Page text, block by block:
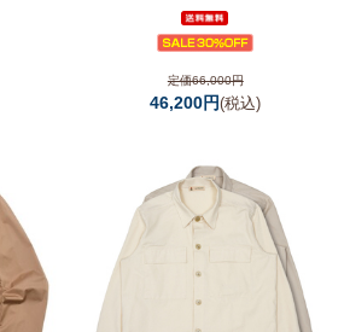
定価66,000円
46,200円(税込)